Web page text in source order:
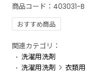
商品コード： 403031-B
おすすめ商品
関連カテゴリ：
洗濯用洗剤
洗濯用洗剤
衣類用